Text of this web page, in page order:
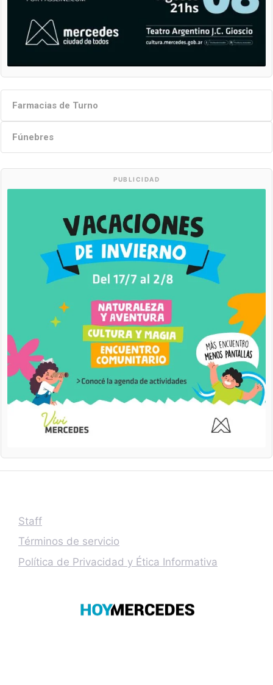
Farmacias de Turno
Fúnebres
PUBLICIDAD
Staff
Términos de servicio
Política de Privacidad y Ética Informativa